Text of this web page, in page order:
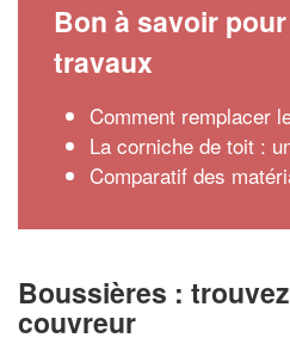
Bon à savoir
travaux
Comment remplacer
La corniche de toit :
Comparatif des
Boussières :
couvreur